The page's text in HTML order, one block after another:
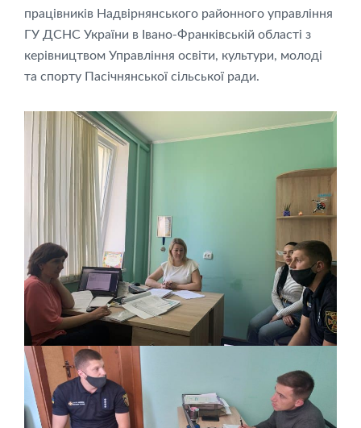
працівників Надвірнянського районного управління
ГУ ДСНС України в Івано-Франківській області з
керівництвом Управління освіти, культури, молоді
та спорту Пасічнянської сільської ради.